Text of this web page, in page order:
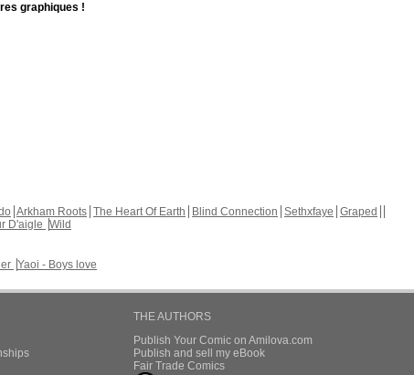
graphiques !
Arkham Roots The Heart Of Earth Blind Connection Sethxfaye Graped
D'aigle Wild
Yaoi - Boys love
THE AUTHORS
Publish Your Comic on Amilova.com
Publish and sell my eBook
Fair Trade Comics